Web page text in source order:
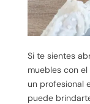
Si te sientes
muebles con
un profesional
puede